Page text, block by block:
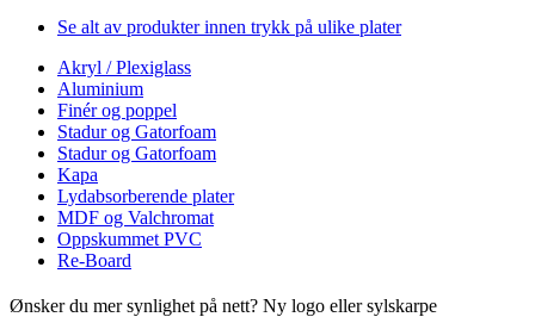
Se alt av produkter innen trykk på ulike plater
Akryl / Plexiglass
Aluminium
Finér og poppel
Stadur og Gatorfoam
Stadur og Gatorfoam
Kapa
Lydabsorberende plater
MDF og Valchromat
Oppskummet PVC
Re-Board
Ønsker du mer synlighet på nett? Ny logo eller sylskarpe